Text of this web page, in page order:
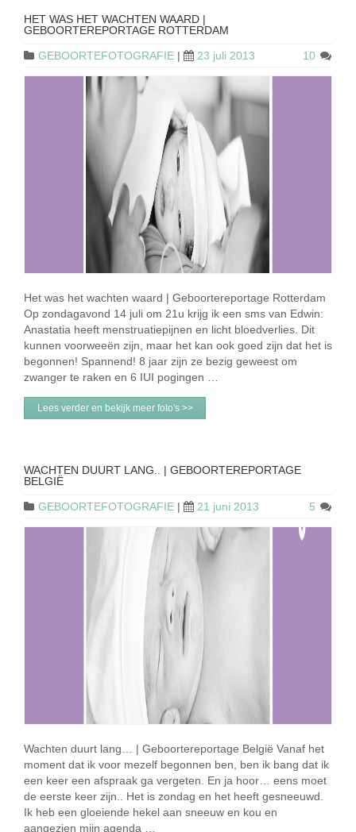
HET WAS HET WACHTEN WAARD |
GEBOORTEREPORTAGE ROTTERDAM
GEBOORTEFOTOGRAFIE | 23 juli 2013 10
Het was het wachten waard | Geboortereportage Rotterdam
Op zondagavond 14 juli om 21u krijg ik een sms van Edwin:
Anastatia heeft menstruatiepijnen en licht bloedverlies. Dit
kunnen voorweeën zijn, maar het kan ook goed zijn dat het is
begonnen! Spannend! 8 jaar zijn ze bezig geweest om
zwanger te raken en 6 IUI pogingen …
Lees verder en bekijk meer foto's >>
WACHTEN DUURT LANG.. | GEBOORTEREPORTAGE
BELGIË
GEBOORTEFOTOGRAFIE | 21 juni 2013 5
Wachten duurt lang… | Geboortereportage België Vanaf het
moment dat ik voor mezelf begonnen ben, ben ik bang dat ik
een keer een afspraak ga vergeten. En ja hoor… eens moet
de eerste keer zijn.. Het is zondag en het heeft gesneeuwd.
Ik heb een gloeiende hekel aan sneeuw en kou en
aangezien mijn agenda …